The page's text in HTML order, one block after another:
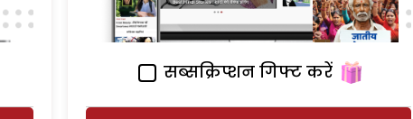
सब्सक्रिप्शन गिफ्ट करें